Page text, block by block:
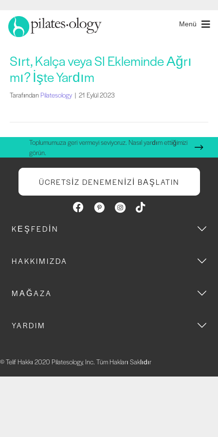
Menü
Sırt, Kalça veya SI Ekleminde Ağrı
mı? İşte Yardım
Tarafından Pilatesology | 21 Eylül 2023
Toplumumuza geri vermeyi seviyoruz. Nasıl yardım ettiğimizi
görün.
ÜCRETSIZ DENEMENIZI BAŞLATIN
KEŞFEDIN
HAKKIMIZDA
MAĞAZA
YARDIM
© Telif Hakkı 2020 Pilatesology, Inc. Tüm Hakları Saklıdır